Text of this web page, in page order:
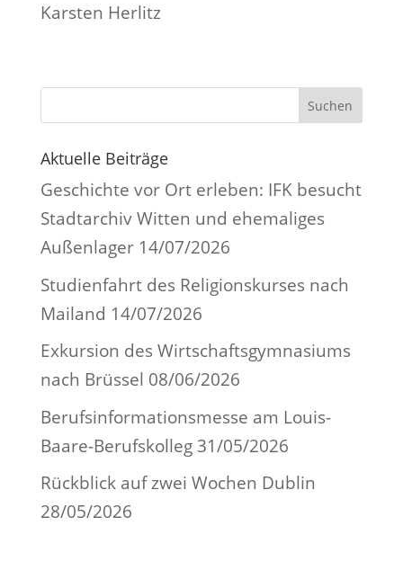
Karsten Herlitz
Suchen
Aktuelle Beiträge
Geschichte vor Ort erleben: IFK besucht
Stadtarchiv Witten und ehemaliges
Außenlager 14/07/2026
Studienfahrt des Religionskurses nach
Mailand 14/07/2026
Exkursion des Wirtschaftsgymnasiums
nach Brüssel 08/06/2026
Berufsinformationsmesse am Louis-
Baare-Berufskolleg 31/05/2026
Rückblick auf zwei Wochen Dublin
28/05/2026